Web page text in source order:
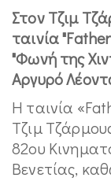
Στον Τζιμ
ταινία
"Φωνή της
Αργυρό
Η ταινία
Τζιμ
82ου
Βενετίας,